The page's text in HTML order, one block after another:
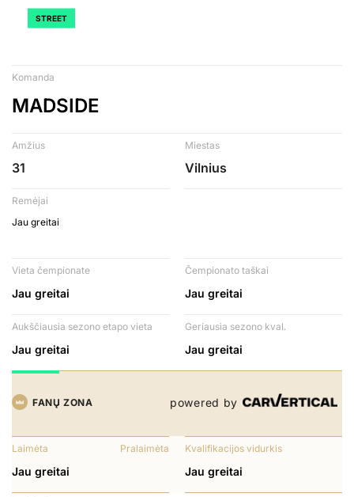
STREET
Komanda
MADSIDE
Amžius
31
Miestas
Vilnius
Remėjai
Jau greitai
Vieta čempionate
Jau greitai
Čempionato taškai
Jau greitai
Aukščiausia sezono etapo vieta
Jau greitai
Geriausia sezono kval.
Jau greitai
FANŲ ZONA powered by
Laimėta Pralaimėta
Jau greitai
Kvalifikacijos vidurkis
Jau greitai